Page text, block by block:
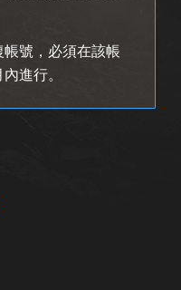
號，必須在該帳
進行。